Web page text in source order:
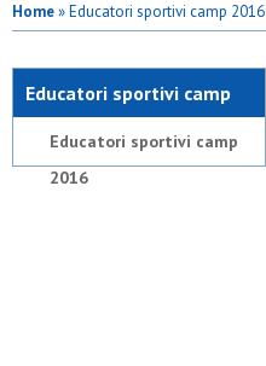
Home» Educatori sportivi camp 2016
Educatori sportivi camp
2016Educatori sportivi camp
2016